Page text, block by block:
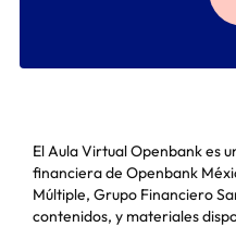
El Aula Virtual Openbank es
financiera de Openbank
Múltiple, Grupo Financiero
contenidos, y materiales